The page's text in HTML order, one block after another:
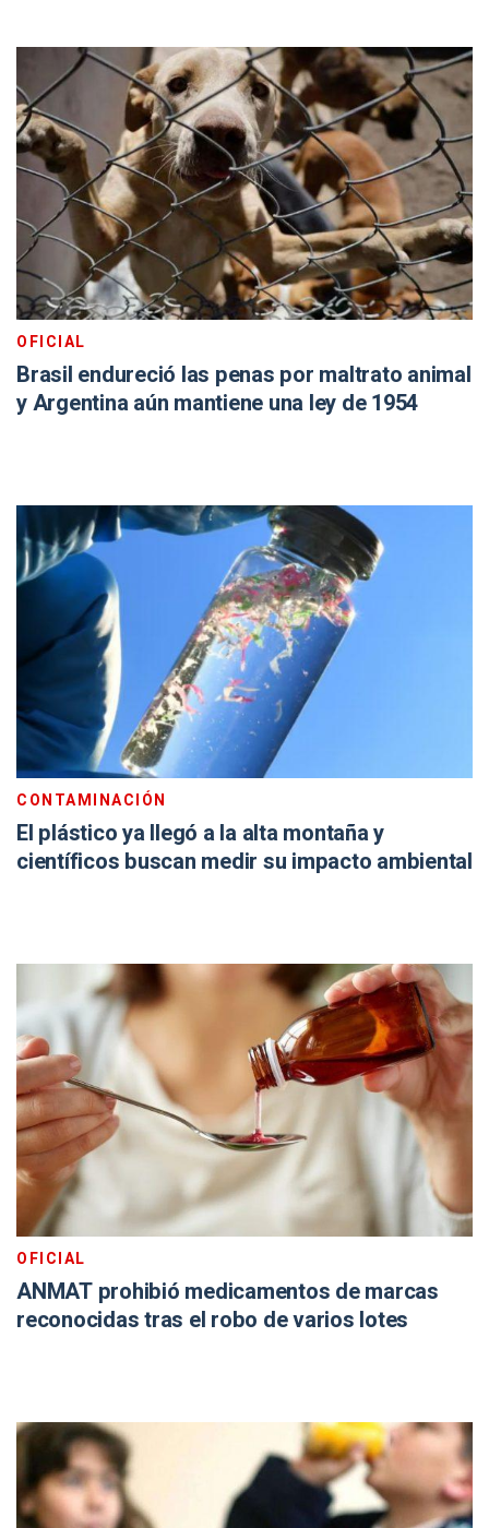
OFICIAL
Brasil endureció las penas por maltrato animal
y Argentina aún mantiene una ley de 1954
CONTAMINACIÓN
El plástico ya llegó a la alta montaña y
científicos buscan medir su impacto ambiental
OFICIAL
ANMAT prohibió medicamentos de marcas
reconocidas tras el robo de varios lotes